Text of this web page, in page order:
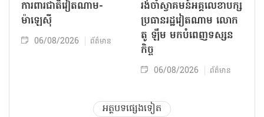
ការពារជាតិវៀតណាម-
ម៉ាឡេស៊ី
06/08/2026 ព័ត៌មាន
រង់ចាំស្វាគមន៍អគ្គលេខាបក្ស
ប្រធានរដ្ឋវៀតណាម លោក
តូ ឡឹម មកបំពេញទស្សន
កិច្ច
06/08/2026 ព័ត៌មាន
អត្ថបទផ្សេងទៀត